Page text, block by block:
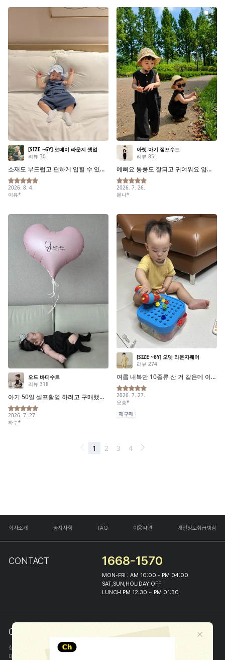
회사소개 공지사항 FAQ 이용약관 개인정보취급방침
CONTACT 1668-1570
MON-FRI : AM 10:00 - PM 04:00
SAT,SUN,HOLIDAY OFF
LUNCH PM 12:30 ~ PM 01:30
COMPANY INFO
상호
(주)해피프린스
대표